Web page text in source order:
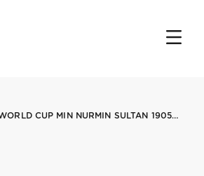
WORLD CUP MIN NURMIN SULTAN 19052018 ASTANA